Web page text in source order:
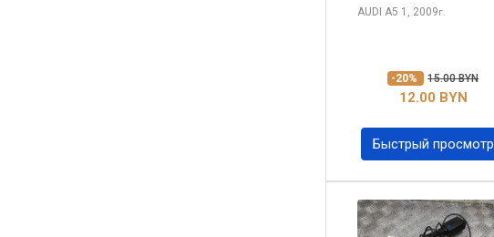
AUDI A5 1, 2009г.
-20% 15.00 BYN
12.00 BYN
Быстрый просмотр